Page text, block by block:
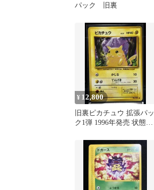
パック 旧裏
¥ 12,800
旧裏ピカチュウ 拡張パッ
ク1弾 1996年発売 状態A